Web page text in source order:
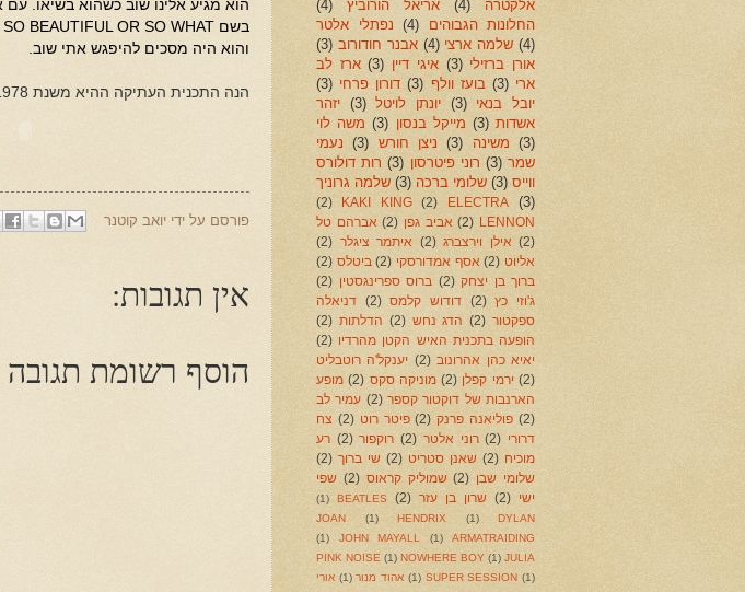
בשם SO BEAUTIFUL OR SO WHAT
והוא היה מסכים להיפגש אתי שוב.
הנה התכנית העתיקה ההיא משנת 1978. אורלי יניב מקריאה את השירים, קובי מידן את התרגום
פורסם על ידי יואב קוטנר
אין תגובות:
הוסף רשומת תגובה
אלקטרה
(4) אריאל הורוביץ
(4)
החלונות הגבוהים
(4) נפתלי אלטר
(4) שלמה ארצי (4) אבנר חודורוב (3)
אורן ברזילי (3) איגי דיין (3) ארז לב
ארי (3) בועז וולף (3) דורון פרחי (3)
יובל בנאי
(3) יונתן לויטל (3) יזהר
אשדות (3) מייקל בנסון (3) משה לוי
(3)
משינה (3) ניצן חורש (3) נעמי
שמר (3) רוני פיטרסון (3) רות דולורס
ווייס (3) שלומי ברכה (3) שלמה גרוניך
(3)
ELECTRA
(2)
KAKI KING
(2)
LENNON
(2) אביב גפן (2) אברהם טל
(2) אילן וירצברג (2) איתמר ציגלר (2)
אליוט (2) אסף אמדורסקי (2) ביטלס (2)
ברוך בן יצחק (2) ברוס ספרינגסטין (2)
ג'וזי כץ
(2) דודוש קלמס (2)
דניאלה
ספקטור (2) הדג נחש (2) הדלתות (2)
הופעה בתכנית האיש הקטן מהרדיו (2)
יאיא כהן אהרונוב (2) יענקל'ה רוטבליט
(2) ירמי קפלן (2) מוניקה סקס (2) מופע
הארנבות של דוקטור קספר (2) עמיר לב
(2) פוליאנה פרנק (2) פיטר רוט (2) צח
דרורי (2) רוני אלטר (2) רוקפור (2) רע
מוכיח (2) שאנן סטריט (2) שי ברוך (2)
שלומי שבן (2) שמוליק קראוס (2) שפי
ישי
(2) שרון בן עזר (2)
BEATLES
(1)
DYLAN
(1)
HENDRIX
(1)
JOAN
ARMATRAIDING
(1)
JOHN MAYALL
(1)
JULIA
(1)
NOWHERE BOY
(1)
PINK NOISE
(1)
SUPER SESSION
(1) אהוד מנור (1) אורי